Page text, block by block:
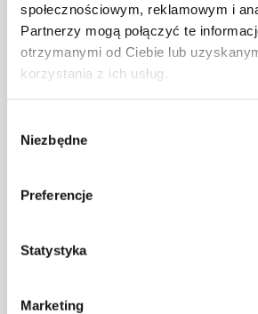
społecznościowym, reklamowym i
Partnerzy mogą połączyć te
otrzymanymi od Ciebie lub
korzystania z ich usług.
zgody
Niezbędne
Preferencje
Statystyka
Marketing
Emballasje laget av